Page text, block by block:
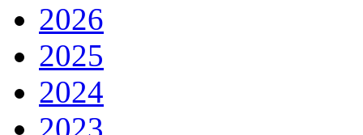
2026
2025
2024
2023